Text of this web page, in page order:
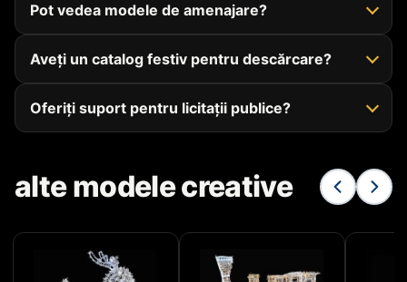
Pot vedea modele de amenajare?
Aveți un catalog festiv pentru descărcare?
Oferiți suport pentru licitații publice?
alte modele creative